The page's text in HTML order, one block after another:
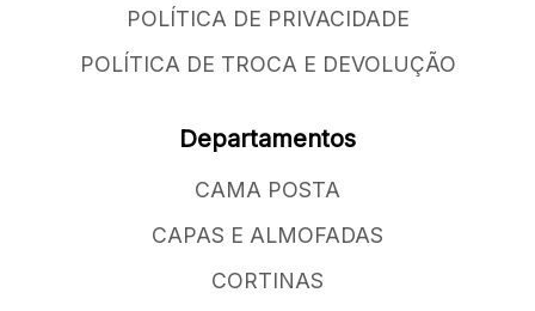
POLÍTICA DE PRIVACIDADE
POLÍTICA DE TROCA E DEVOLUÇÃO
Departamentos
CAMA POSTA
CAPAS E ALMOFADAS
CORTINAS